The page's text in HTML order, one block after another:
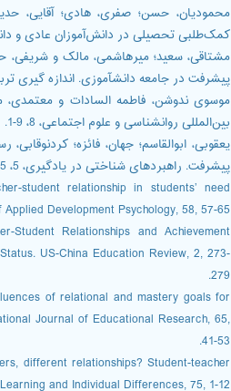
کمک‌طلبی تحصیلی در دانش‌آموزان عادی و
پیشرفت در جامعه دانش‏آموزی. اندازه گیری تربیتی، 7،
بین‌المللی روانشناسی و علوم اجتماعی، 8، 9-1.
پیشرفت. راهبردهای شناختی در یادگیری، 5، 105-91.
student relationship in students’ need
Development Psychology, 58, 57-65.
Relationships and Achievement
US-China Education Review, 2, 273-
279.
of relational and mastery goals for
Journal of Educational Research, 65,
41-53.
different relationships? Student-teacher
and Individual Differences, 75, 1-12.